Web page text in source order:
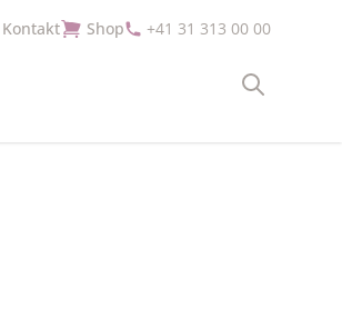
Kontakt Shop +41 31 313 00 00
Suche